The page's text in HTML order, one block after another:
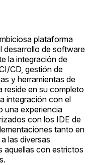
plataforma
desarrollo de software
la integración de
CD, gestión de
y herramientas de
reside en su completo
integración con el
una experiencia
con los IDE de
tanto en
las diversas
aquellas con estrictos